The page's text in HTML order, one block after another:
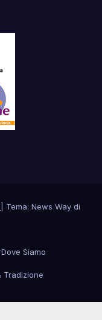
Tema: News Way di
Dove Siamo
Tradizione